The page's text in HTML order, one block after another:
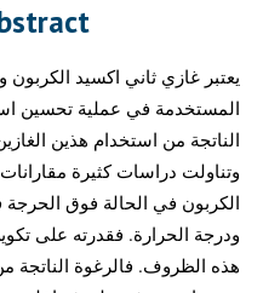
يعتبر غازي ثاني اكسيد الكربون
المستخدمة في عملية تحسين
الناتجة من استخدام هذين
وتناولت دراسات كثيرة
الكربون في الحالة فوق
ودرجة الحرارة. فقدرته على
هذه الظروف. فالرغوة الناتجة